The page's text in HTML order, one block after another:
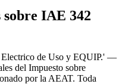
sobre IAE 342
de Uso y EQUIP.' —
del Impuesto sobre
por la AEAT. Toda